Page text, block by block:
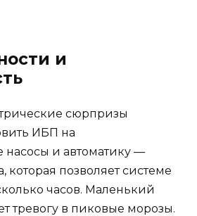
и
сюрпризы
ИБП на
и автоматику —
которая позволяет системе
часов. Маленький
тревогу в пиковые морозы.